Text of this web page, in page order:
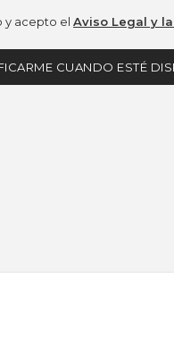
y acepto elAviso Legal y
CUANDO ESTÉ